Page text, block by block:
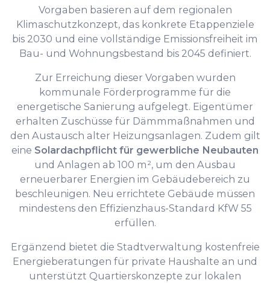
Vorgaben basieren auf dem regionalen
Klimaschutzkonzept, das konkrete Etappenziele
bis 2030 und eine vollständige Emissionsfreiheit im
Bau- und Wohnungsbestand bis 2045 definiert.
Zur Erreichung dieser Vorgaben wurden
kommunale Förderprogramme für die
energetische Sanierung aufgelegt. Eigentümer
erhalten Zuschüsse für Dämmmaßnahmen und
den Austausch alter Heizungsanlagen. Zudem gilt
eine Solardachpflicht für gewerbliche Neubauten
und Anlagen ab 100 m², um den Ausbau
erneuerbarer Energien im Gebäudebereich zu
beschleunigen. Neu errichtete Gebäude müssen
mindestens den Effizienzhaus-Standard KfW 55
erfüllen.
Ergänzend bietet die Stadtverwaltung kostenfreie
Energieberatungen für private Haushalte an und
unterstützt Quartierskonzepte zur lokalen